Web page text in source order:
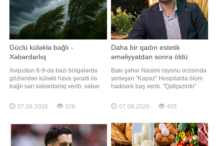
Güclü küləklə bağlı -
Xəbərdarlıq
Avqustun 8-9-da bəzi bölgələrdə
gözlənilən küləkli hava şəraiti ilə
bağlı sarı xəbərdarlıq verib. xəbər
Hidrometeorologiya Xidməti
məlumat yayıb. Bildirilib ki,
Naftalan, Daşkəsən, Mingəçevir,
Cəlilabad, Biləsuvar, Hacıqabul,
Xaçmaz, Siyəzən
07.08.2026 326
Daha bir qadın estetik
əməliyyatdan sonra öldü
Bakı şəhər Nəsimi rayonu ərzisində
yerləşən "Kəpəz" Hospitalda ölüm
hadisəsi baş verib. "Qafqazinfo"
olan Türkiyə əsilli Tulin Turp dünən
tibb müəssisəsində keçirdiyi plastik
Bildirilib ki, Tulin Turp klinikada
esteti
07.08.2026 405